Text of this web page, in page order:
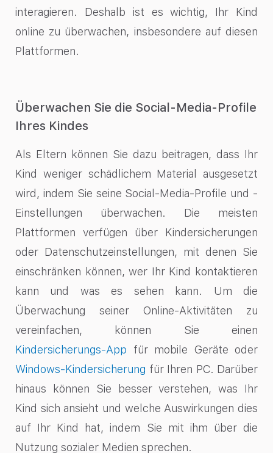
interagieren. Deshalb ist es wichtig, Ihr Kind
online zu überwachen, insbesondere auf diesen
Plattformen.
Überwachen Sie die Social-Media-Profile
Ihres Kindes
Als Eltern können Sie dazu beitragen, dass Ihr
Kind weniger schädlichem Material ausgesetzt
wird, indem Sie seine Social-Media-Profile und -
Einstellungen überwachen. Die meisten
Plattformen verfügen über Kindersicherungen
oder Datenschutzeinstellungen, mit denen Sie
einschränken können, wer Ihr Kind kontaktieren
kann und was es sehen kann. Um die
Überwachung seiner Online-Aktivitäten zu
vereinfachen, können Sie einen
Kindersicherungs-App für mobile Geräte oder
Windows-Kindersicherung für Ihren PC. Darüber
hinaus können Sie besser verstehen, was Ihr
Kind sich ansieht und welche Auswirkungen dies
auf Ihr Kind hat, indem Sie mit ihm über die
Nutzung sozialer Medien sprechen.